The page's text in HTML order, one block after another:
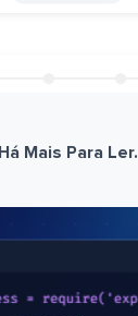
Há Mais Para Ler.